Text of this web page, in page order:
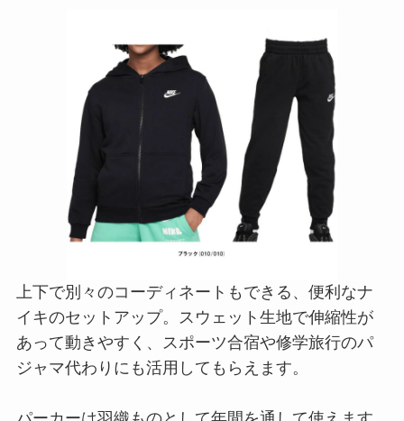
上下で別々のコーディネートもできる、便利なナ
イキのセットアップ。スウェット生地で伸縮性が
あって動きやすく、スポーツ合宿や修学旅行のパ
ジャマ代わりにも活用してもらえます。